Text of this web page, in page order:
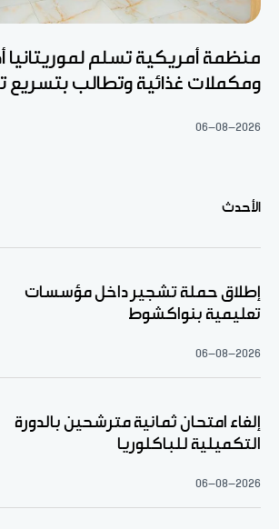
منظمة أمريكية تسلم لموريتانيا
ومكملات غذائية وتطالب بتسريع
06-08-2026
الأحدث
إطلاق حملة تشجير داخل مؤسسات
تعليمية بنواكشوط
06-08-2026
إلغاء امتحان ثمانية مترشحين بالدورة
التكميلية للباكلوريا
06-08-2026